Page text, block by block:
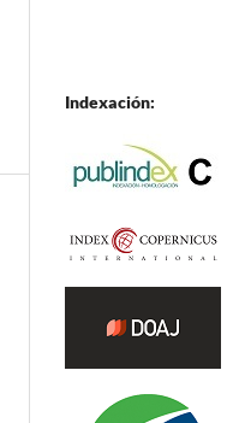
Indexación: